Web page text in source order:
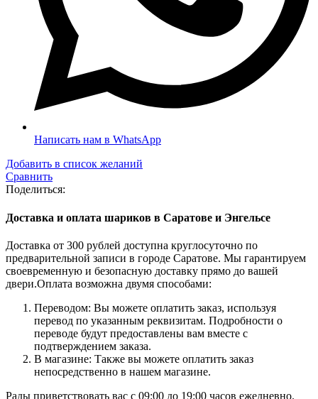
Написать нам в WhatsApp
Добавить в список желаний
Сравнить
Поделиться:
Доставка и оплата шариков в Саратове и Энгельсе
Доставка от 300 рублей доступна круглосуточно по
предварительной записи в городе Саратове. Мы гарантируем
своевременную и безопасную доставку прямо до вашей
двери.Оплата возможна двумя способами:
Переводом: Вы можете оплатить заказ, используя
перевод по указанным реквизитам. Подробности о
переводе будут предоставлены вам вместе с
подтверждением заказа.
В магазине: Также вы можете оплатить заказ
непосредственно в нашем магазине.
Рады приветствовать вас с 09:00 до 19:00 часов ежедневно.